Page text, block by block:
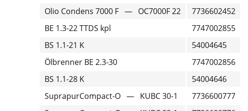
Olio Condens 7000 F — OC7000F 22
7736602452
BE 1.3-22 TTDS kpl
7747002855
BS 1.1-21 K
54004645
Ölbrenner BE 2.3-30
7747002856
BS 1.1-28 K
54004646
SuprapurCompact-O — KUBC 30-1
7736600777